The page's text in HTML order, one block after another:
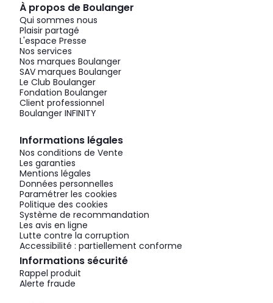
À propos de Boulanger
Qui sommes nous
Plaisir partagé
L'espace Presse
Nos services
Nos marques Boulanger
SAV marques Boulanger
Le Club Boulanger
Fondation Boulanger
Client professionnel
Boulanger INFINITY
Informations légales
Nos conditions de Vente
Les garanties
Mentions légales
Données personnelles
Paramétrer les cookies
Politique des cookies
Système de recommandation
Les avis en ligne
Lutte contre la corruption
Accessibilité : partiellement conforme
Informations sécurité
Rappel produit
Alerte fraude